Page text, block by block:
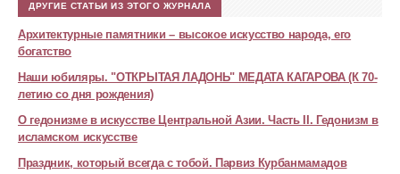
ДРУГИЕ СТАТЬИ ИЗ ЭТОГО ЖУРНАЛА
Архитектурные памятники – высокое искусство народа, его
богатство
Наши юбиляры. "ОТКРЫТАЯ ЛАДОНЬ" МЕДАТА КАГАРОВА (К 70-
летию со дня рождения)
О гедонизме в искусстве Центральной Азии. Часть II. Гедонизм в
исламском искусстве
Праздник, который всегда с тобой. Парвиз Курбанмамадов